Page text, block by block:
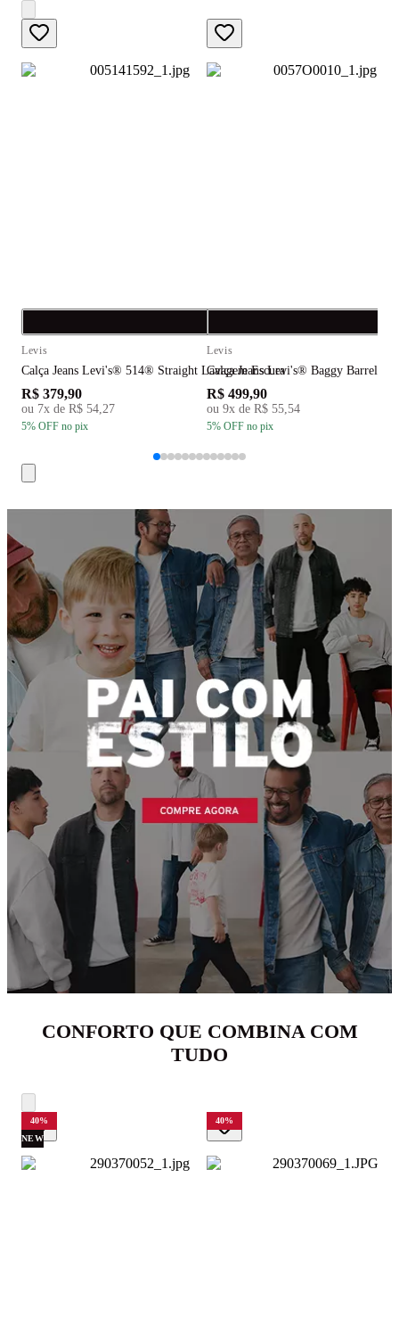
Levis
Calça Jeans Levi's® 514® Straight Lavagem Escura
R$ 379,90
ou 7x de R$ 54,27
5% OFF no pix
Levis
Calça Jeans Levi's® Baggy Barrel
R$ 499,90
ou 9x de R$ 55,54
5% OFF no pix
CONFORTO QUE COMBINA COM
TUDO
40%
NEW
40%